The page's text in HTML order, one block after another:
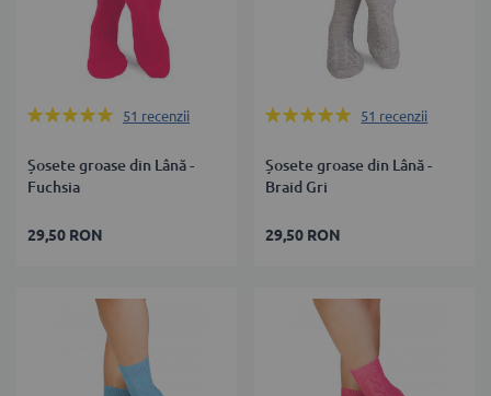
Rating:
51 recenzii
Șosete groase din Lână -
Fuchsia
29,50 RON
Rating:
51 recenzii
Șosete groase din Lână -
Braid Gri
29,50 RON